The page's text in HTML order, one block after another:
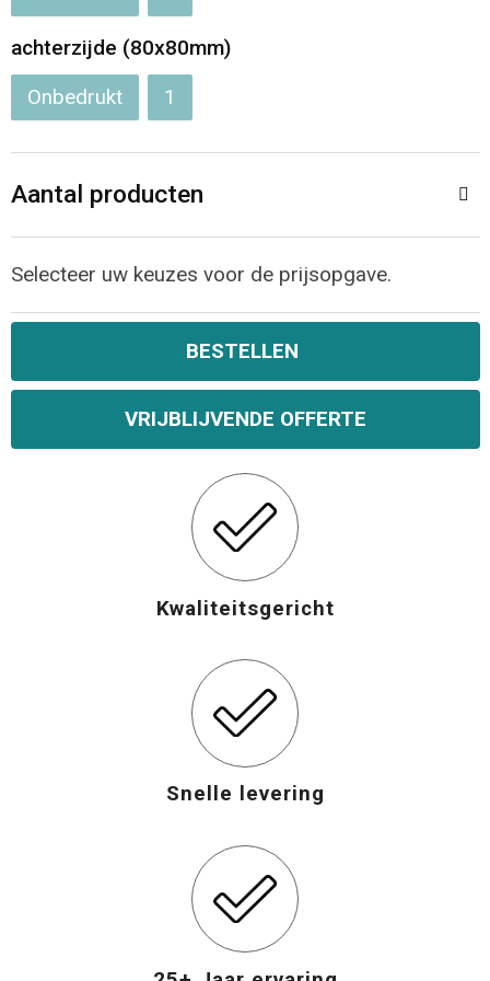
Opvouwbare tassen
Waterbestendige tassen
Bowlingtassen
Katoenen draagtassen
achterzijde (80x80mm)
Onbedrukt 1
Aantal producten
Selecteer uw keuzes voor de prijsopgave.
BESTELLEN
VRIJBLIJVENDE OFFERTE
Kwaliteitsgericht
Snelle levering